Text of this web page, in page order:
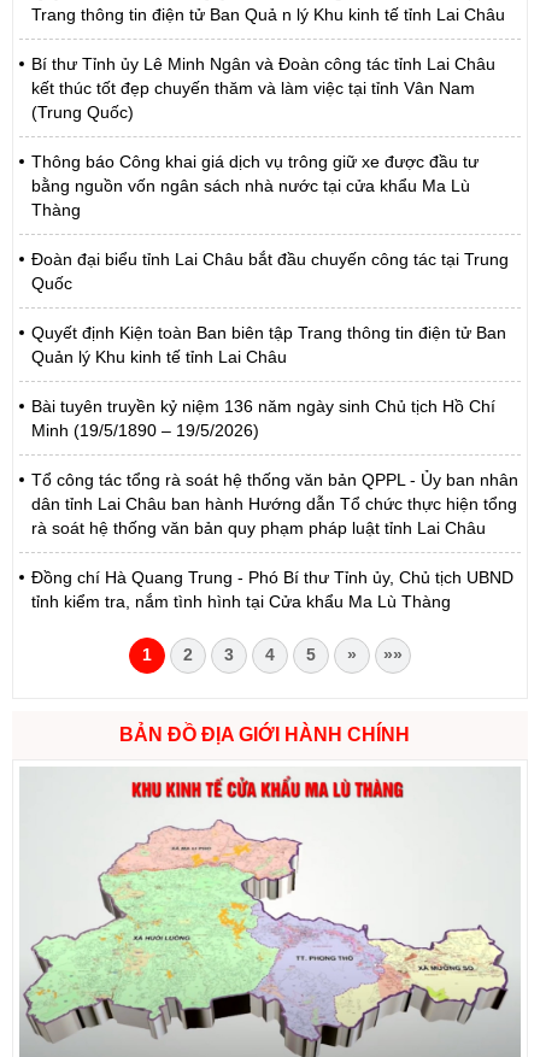
Trang thông tin điện tử Ban Quả n lý Khu kinh tế tỉnh Lai Châu
Bí thư Tỉnh ủy Lê Minh Ngân và Đoàn công tác tỉnh Lai Châu
kết thúc tốt đẹp chuyến thăm và làm việc tại tỉnh Vân Nam
(Trung Quốc)
Thông báo Công khai giá dịch vụ trông giữ xe được đầu tư
bằng nguồn vốn ngân sách nhà nước tại cửa khẩu Ma Lù
Thàng
Đoàn đại biểu tỉnh Lai Châu bắt đầu chuyến công tác tại Trung
Quốc
Quyết định Kiện toàn Ban biên tập Trang thông tin điện tử Ban
Quản lý Khu kinh tế tỉnh Lai Châu
Bài tuyên truyền kỷ niệm 136 năm ngày sinh Chủ tịch Hồ Chí
Minh (19/5/1890 – 19/5/2026)
Tổ công tác tổng rà soát hệ thống văn bản QPPL - Ủy ban nhân
dân tỉnh Lai Châu ban hành Hướng dẫn Tổ chức thực hiện tổng
rà soát hệ thống văn bản quy phạm pháp luật tỉnh Lai Châu
Đồng chí Hà Quang Trung - Phó Bí thư Tỉnh ủy, Chủ tịch UBND
tỉnh kiểm tra, nắm tình hình tại Cửa khẩu Ma Lù Thàng
1 2 3 4 5 » »»
BẢN ĐỒ ĐỊA GIỚI HÀNH CHÍNH